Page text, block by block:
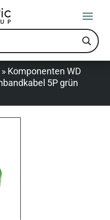
» Komponenten WD
5P grün